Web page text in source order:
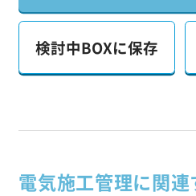
検討中BOXに保存
電気施工管理に関